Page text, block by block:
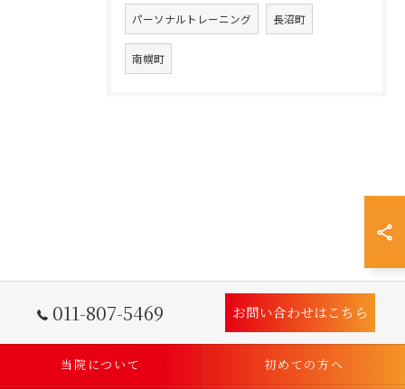
パーソナルトレーニング 長沼町
南幌町
011-807-5469 お問い合わせはこちら
当院について 初めての方へ